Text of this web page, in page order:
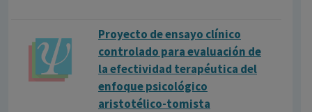
Proyecto de ensayo clínico
controlado para evaluación de
la efectividad terapéutica del
enfoque psicológico
aristotélico-tomista